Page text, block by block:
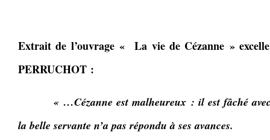
Extrait de l’ouvrage « La vie de Cézanne »
PERRUCHOT :
« …Cézanne est malheureux : il est fâché
la belle servante n’a pas répondu à ses avances.